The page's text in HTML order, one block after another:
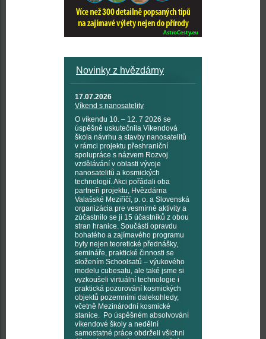
Novinky z hvězdárny
17.07.2026
Víkend s nanosatelity
O víkendu 10. – 12. 7 2026 se
úspěšně uskutečnila Víkendová
škola návrhu a stavby nanosatelitů
v rámci projektu přeshraniční
spolupráce s názvem Rozvoj
vzdělávání v oblasti vývoje
nanosatelitů a kosmických
technologií. Akci pořádali oba
partneři projektu, Hvězdárna
Valašské Meziříčí, p. o. a Slovenská
organizácia pre vesmírné aktivity a
zúčastnilo se ji 15 účastníků z obou
stran hranice. Součástí opravdu
bohatého a zajímavého programu
byly nejen teoretické přednášky,
semináře, praktické činnosti se
složením Schoolsatů – výukového
modelu cubesatu, ale také jsme si
vyzkoušeli virtuální technologie i
praktická pozorování kosmických
objektů pozemními dalekohledy,
včetně Mezinárodní kosmické
stanice. Po úspěšném absolvování
víkendové školy a nedělní
samostatné práce obdrželi všichni